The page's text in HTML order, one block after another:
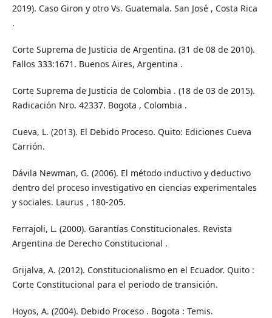
2019). Caso Giron y otro Vs. Guatemala. San José , Costa Rica
.
Corte Suprema de Justicia de Argentina. (31 de 08 de 2010).
Fallos 333:1671. Buenos Aires, Argentina .
Corte Suprema de Justicia de Colombia . (18 de 03 de 2015).
Radicación Nro. 42337. Bogota , Colombia .
Cueva, L. (2013). El Debido Proceso. Quito: Ediciones Cueva
Carrión.
Dávila Newman, G. (2006). El método inductivo y deductivo
dentro del proceso investigativo en ciencias experimentales
y sociales. Laurus , 180-205.
Ferrajoli, L. (2000). Garantías Constitucionales. Revista
Argentina de Derecho Constitucional .
Grijalva, A. (2012). Constitucionalismo en el Ecuador. Quito :
Corte Constitucional para el periodo de transición.
Hoyos, A. (2004). Debido Proceso . Bogota : Temis.